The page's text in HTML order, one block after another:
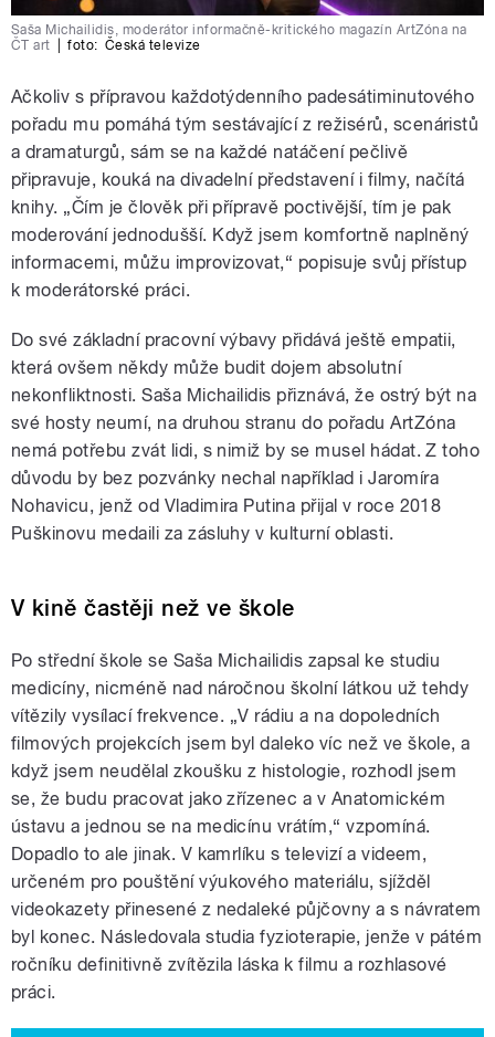
Saša Michailidis, moderátor informačně-kritického magazín ArtZóna na
ČT art
foto: Česká televize
Ačkoliv s přípravou každotýdenního padesátiminutového
pořadu mu pomáhá tým sestávající z režisérů, scenáristů
a dramaturgů, sám se na každé natáčení pečlivě
připravuje, kouká na divadelní představení i filmy, načítá
knihy. „Čím je člověk při přípravě poctivější, tím je pak
moderování jednodušší. Když jsem komfortně naplněný
informacemi, můžu improvizovat,“ popisuje svůj přístup
k moderátorské práci.
Do své základní pracovní výbavy přidává ještě empatii,
která ovšem někdy může budit dojem absolutní
nekonfliktnosti. Saša Michailidis přiznává, že ostrý být na
své hosty neumí, na druhou stranu do pořadu ArtZóna
nemá potřebu zvát lidi, s nimiž by se musel hádat. Z toho
důvodu by bez pozvánky nechal například i Jaromíra
Nohavicu, jenž od Vladimira Putina přijal v roce 2018
Puškinovu medaili za zásluhy v kulturní oblasti.
V kině častěji než ve škole
Po střední škole se Saša Michailidis zapsal ke studiu
medicíny, nicméně nad náročnou školní látkou už tehdy
vítězily vysílací frekvence. „V rádiu a na dopoledních
filmových projekcích jsem byl daleko víc než ve škole, a
když jsem neudělal zkoušku z histologie, rozhodl jsem
se, že budu pracovat jako zřízenec a v Anatomickém
ústavu a jednou se na medicínu vrátím,“ vzpomíná.
Dopadlo to ale jinak. V kamrlíku s televizí a videem,
určeném pro pouštění výukového materiálu, sjížděl
videokazety přinesené z nedaleké půjčovny a s návratem
byl konec. Následovala studia fyzioterapie, jenže v pátém
ročníku definitivně zvítězila láska k filmu a rozhlasové
práci.